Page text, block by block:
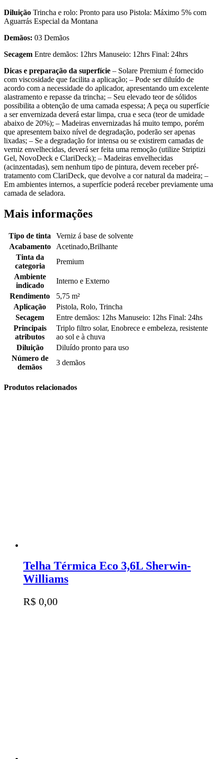
Diluição Trincha e rolo: Pronto para uso Pistola: Máximo 5% com
Aguarrás Especial da Montana
Demãos: 03 Demãos
Secagem Entre demãos: 12hrs Manuseio: 12hrs Final: 24hrs
Dicas e preparação da superfície – Solare Premium é fornecido
com viscosidade que facilita a aplicação; – Pode ser diluído de
acordo com a necessidade do aplicador, apresentando um excelente
alastramento e repasse da trincha; – Seu elevado teor de sólidos
possibilita a obtenção de uma camada espessa; A peça ou superfície
a ser envernizada deverá estar limpa, crua e seca (teor de umidade
abaixo de 20%); – Madeiras envernizadas há muito tempo, porém
que apresentem baixo nível de degradação, poderão ser apenas
lixadas; – Se a degradação for intensa ou se existirem camadas de
verniz envelhecidas, deverá ser feita uma remoção (utilize Striptizi
Gel, NovoDeck e ClariDeck); – Madeiras envelhecidas
(acinzentadas), sem nenhum tipo de pintura, devem receber pré-
tratamento com ClariDeck, que devolve a cor natural da madeira; –
Em ambientes internos, a superfície poderá receber previamente uma
camada de seladora.
Mais informações
Tipo de tinta
Verniz á base de solvente
Acabamento
Acetinado,Brilhante
Tinta da
categoria
Premium
Ambiente
indicado
Interno e Externo
Rendimento
5,75 m²
Aplicação
Pistola, Rolo, Trincha
Secagem
Entre demãos: 12hs Manuseio: 12hs Final: 24hs
Principais
atributos
Triplo filtro solar, Enobrece e embeleza, resistente
ao sol e à chuva
Diluição
Diluído pronto para uso
Número de
demãos
3 demãos
Produtos relacionados
Telha Térmica Eco 3,6L Sherwin-
Williams
R$ 0,00